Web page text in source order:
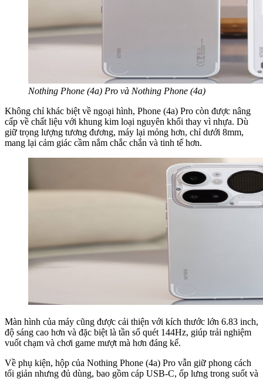
Nothing Phone (4a) Pro và Nothing Phone (4a)
Không chỉ khác biệt về ngoại hình, Phone (4a) Pro còn được nâng
cấp về chất liệu với khung kim loại nguyên khối thay vì nhựa. Dù
giữ trọng lượng tương đương, máy lại mỏng hơn, chỉ dưới 8mm,
mang lại cảm giác cầm nắm chắc chắn và tinh tế hơn.
Màn hình của máy cũng được cải thiện với kích thước lớn 6.83 inch,
độ sáng cao hơn và đặc biệt là tần số quét 144Hz, giúp trải nghiệm
vuốt chạm và chơi game mượt mà hơn đáng kể.
Về phụ kiện, hộp của Nothing Phone (4a) Pro vẫn giữ phong cách
tối giản nhưng đủ dùng, bao gồm cáp USB-C, ốp lưng trong suốt và